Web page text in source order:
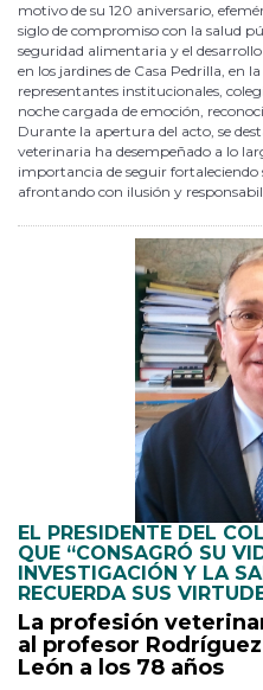
motivo de su 120 aniversario,
siglo de compromiso con la salud
seguridad alimentaria y el
en los jardines de Casa Pedrilla, en
representantes institucionales,
noche cargada de emoción,
Durante la apertura del acto, se
veterinaria ha desempeñado a lo
importancia de seguir fortaleciendo
afrontando con ilusión y
EL PRESIDENTE DEL
QUE “CONSAGRÓ SU
INVESTIGACIÓN Y LA
RECUERDA SUS
La profesión
al profesor
León a los 78 años